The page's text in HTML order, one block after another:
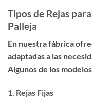
Tipos de Rejas
Palleja
En nuestra fábrica
adaptadas a las
Algunos de los
1. Rejas Fijas